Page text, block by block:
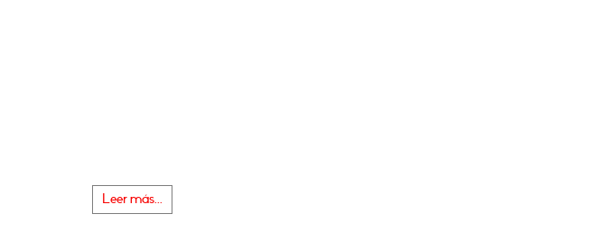
Leer más...